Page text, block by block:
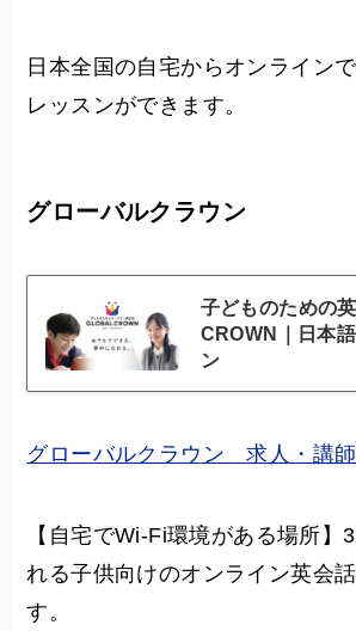
日本全国の自宅からオンライン
レッスンができます。
グローバルクラウン
子どものための
CROWN｜日本
ン
グローバルクラウン 求人・講
【自宅でWi-Fi環境がある場所】
れる子供向けのオンライン英会
す。